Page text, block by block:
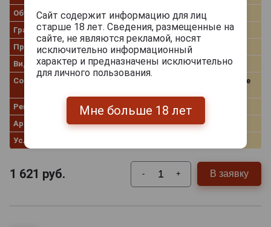
Объём
0.75 л
Градус
12.0%
Производитель
Les Vignerons d'Aghione
Вид вина
Белое сухое
Сорт винограда
Верментино (50%), Шардоне
Регион
Corse (Корсика)
Артикул
304682
Условия продаж
1 621 руб. - + В заявку
Сайт содержит информацию для лиц
старше 18 лет. Сведения, размещенные на
сайте, не являются рекламой, носят
исключительно информационный
характер и предназначены исключительно
для личного пользования.
Мне больше 18 лет